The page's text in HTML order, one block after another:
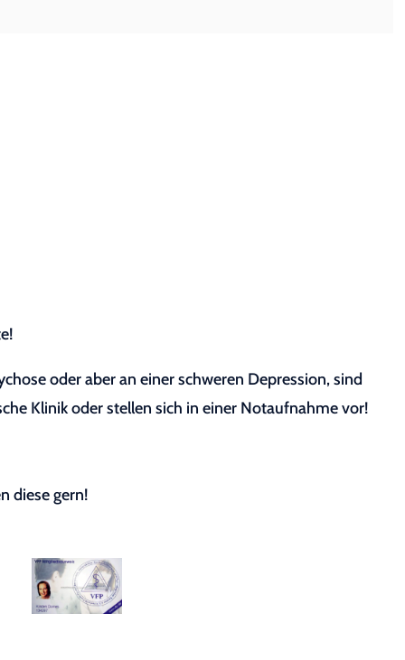
oder aber an einer schweren Depression, sind
Klinik oder stellen sich in einer Notaufnahme vor!
diese gern!